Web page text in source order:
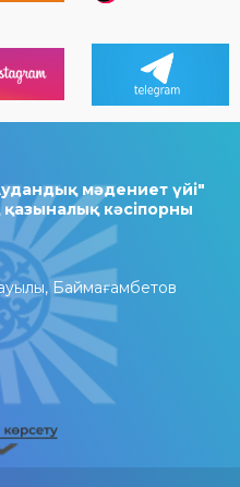
мәдениет үйі"
кәсіпорны
Баймағамбетов